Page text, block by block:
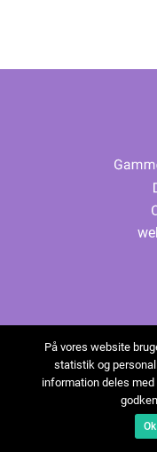
På vores website
statistik og
information deles
Ok